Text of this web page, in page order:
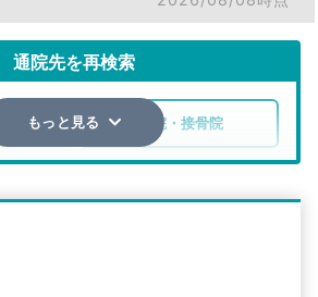
通院先を再検索
整骨院・接骨院
もっと見る